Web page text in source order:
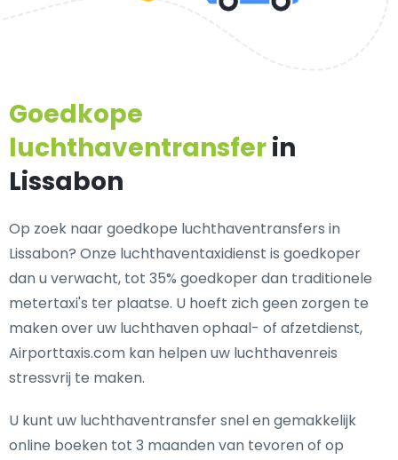
Goedkope
luchthaventransferin
Lissabon
Op zoek naar goedkope luchthaventransfers in
Lissabon? Onze luchthaventaxidienst is goedkoper
dan u verwacht, tot 35% goedkoper dan traditionele
metertaxi's ter plaatse. U hoeft zich geen zorgen te
maken over uw luchthaven ophaal- of afzetdienst,
Airporttaxis.com kan helpen uw luchthavenreis
stressvrij te maken.
U kunt uw luchthaventransfer snel en gemakkelijk
online boeken tot 3 maanden van tevoren of op